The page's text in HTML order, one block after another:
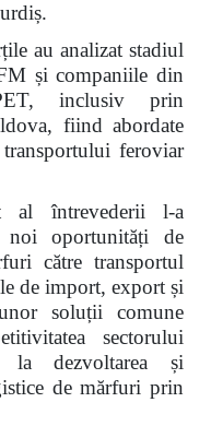
au analizat stadiul
și companiile din
inclusiv prin
fiind abordate
feroviar
al întrevederii l-a
noi oportunități de
către transportul
de import, export și
soluții comune
sectorului
dezvoltarea și
de mărfuri prin